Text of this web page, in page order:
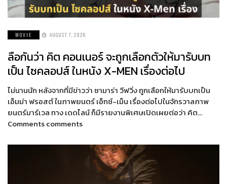
MOVIE AUGUST 7, 2026
ลือกันว่า คิต คอนเนอร์ จะถูกเลือกตัวให้มารับบท
เป็น ไซคลอปส์ ในหนัง X-MEN เรื่องต่อไป
ไม่นานนัก หลังจากที่มีข่าวว่า ซามาร่า วีฟวิ่ง ถูกเลือกให้มารับบทเป็น
เอ็มม่า ฟรอสต์ ในภาพยนตร์ เอ็กซ์-เม็น เรื่องต่อไปในจักรวาลภาพ
ยนตร์มาร์เวล ทาง เดดไลน์ ก็มีรายงานพิเศษเปิดเผยต่อว่า คิต…
Comments comments